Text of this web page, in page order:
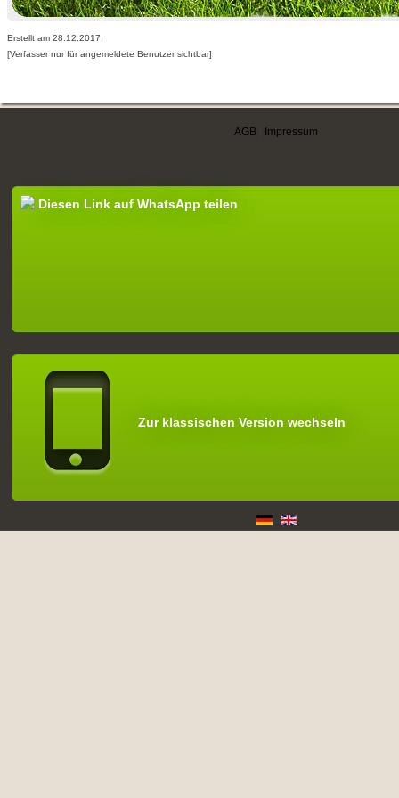
Erstellt am 28.12.2017,
[Verfasser nur für angemeldete Benutzer sichtbar]
AGB Impressum
Diesen Link auf WhatsApp teilen
Zur klassischen Version wechseln